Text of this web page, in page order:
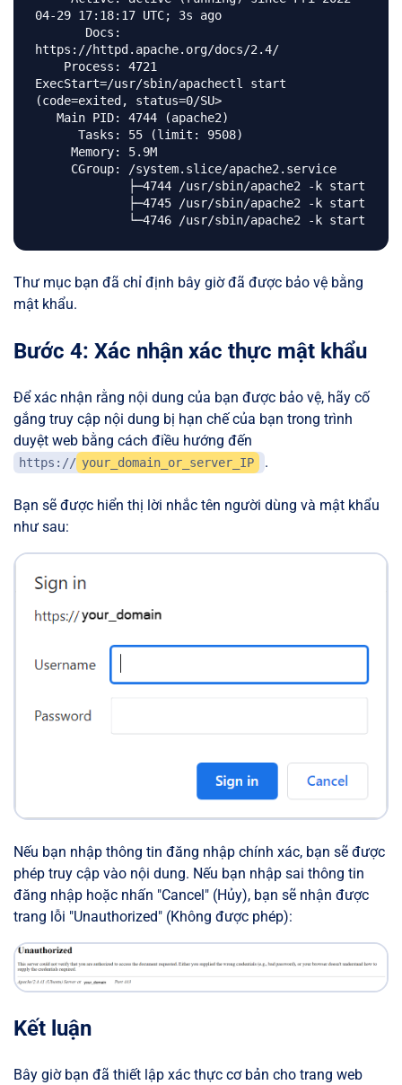
04-29 17:18:17 UTC; 3s ago
https://httpd.apache.org/docs/2.4/
ExecStart=/usr/sbin/apachectl start
(code=exited, status=0/SU>
Thư mục bạn đã chỉ định bây giờ đã được bảo vệ bằng
mật khẩu.
Bước 4: Xác nhận xác thực mật khẩu
Để xác nhận rằng nội dung của bạn được bảo vệ, hãy cố
gắng truy cập nội dung bị hạn chế của bạn trong trình
duyệt web bằng cách điều hướng đến
https:// your_domain_or_server_IP .
Bạn sẽ được hiển thị lời nhắc tên người dùng và mật khẩu
như sau:
Nếu bạn nhập thông tin đăng nhập chính xác, bạn sẽ được
phép truy cập vào nội dung. Nếu bạn nhập sai thông tin
đăng nhập hoặc nhấn "Cancel" (Hủy), bạn sẽ nhận được
trang lỗi "Unauthorized" (Không được phép):
Kết luận
Bây giờ bạn đã thiết lập xác thực cơ bản cho trang web